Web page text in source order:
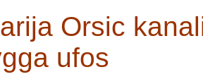
Orsic
ufos